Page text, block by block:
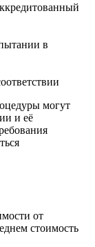
в
могут
и её
от
стоимость